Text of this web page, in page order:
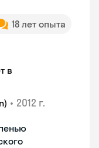
18 лет опыта
в
• 2012 г.